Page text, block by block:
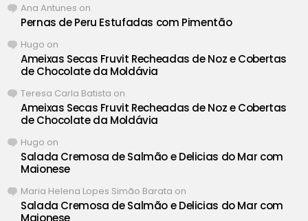
Ana Antunes on
Pernas de Peru Estufadas com Pimentão
Hugo on
Ameixas Secas Fruvit Recheadas de Noz e Cobertas
de Chocolate da Moldávia
Teresa Carla Batista on
Ameixas Secas Fruvit Recheadas de Noz e Cobertas
de Chocolate da Moldávia
Hugo on
Salada Cremosa de Salmão e Delicias do Mar com
Maionese
Maria Helena Lopes Simão Barata on
Salada Cremosa de Salmão e Delicias do Mar com
Maionese